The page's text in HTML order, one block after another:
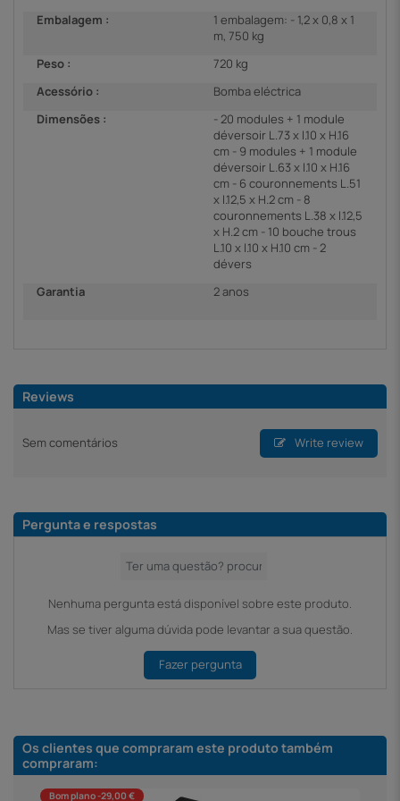
Embalagem :
1 embalagem: - 1,2 x 0,8 x 1
m, 750 kg
Peso :
720 kg
Acessório :
Bomba eléctrica
Dimensões :
- 20 modules + 1 module
déversoir L.73 x l.10 x H.16
cm - 9 modules + 1 module
déversoir L.63 x l.10 x H.16
cm - 6 couronnements L.51
x l.12,5 x H.2 cm - 8
couronnements L.38 x l.12,5
x H.2 cm - 10 bouche trous
L.10 x l.10 x H.10 cm - 2
dévers
Garantia
2 anos
Reviews
Sem comentários Write review
Pergunta e respostas
Nenhuma pergunta está disponível sobre este produto.
Mas se tiver alguma dúvida pode levantar a sua questão.
Fazer pergunta
Os clientes que compraram este produto também
compraram:
Bom plano -29,00 €